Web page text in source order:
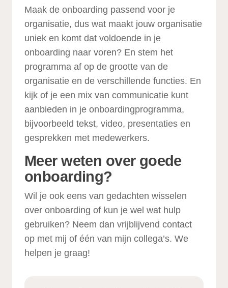
Maak de onboarding passend voor je
organisatie, dus wat maakt jouw organisatie
uniek en komt dat voldoende in je
onboarding naar voren? En stem het
programma af op de grootte van de
organisatie en de verschillende functies. En
kijk of je een mix van communicatie kunt
aanbieden in je onboardingprogramma,
bijvoorbeeld tekst, video, presentaties en
gesprekken met medewerkers.
Meer weten over goede
onboarding?
Wil je ook eens van gedachten wisselen
over onboarding of kun je wel wat hulp
gebruiken? Neem dan vrijblijvend contact
op met mij of één van mijn collega’s. We
helpen je graag!